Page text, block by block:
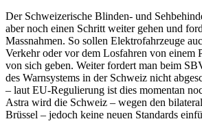
Der Schweizerische Blinden- und
aber noch einen Schritt weiter gehen und
Massnahmen. So sollen Elektrofahrzeuge
Verkehr oder vor dem Losfahren von einem
von sich geben. Weiter fordert man beim
des Warnsystems in der Schweiz nicht
– laut EU-Regulierung ist dies momentan
Astra wird die Schweiz – wegen den
Brüssel – jedoch keine neuen Standards